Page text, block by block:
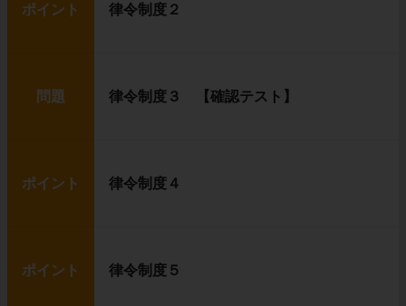
ポイント 律令制度２
問題 律令制度３ 【確認テスト】
ポイント 律令制度４
ポイント 律令制度５